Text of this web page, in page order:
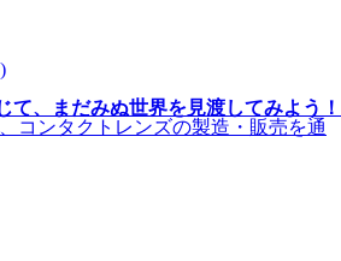
て、まだみぬ世界を見渡してみよう！
コンタクトレンズの製造・販売を通